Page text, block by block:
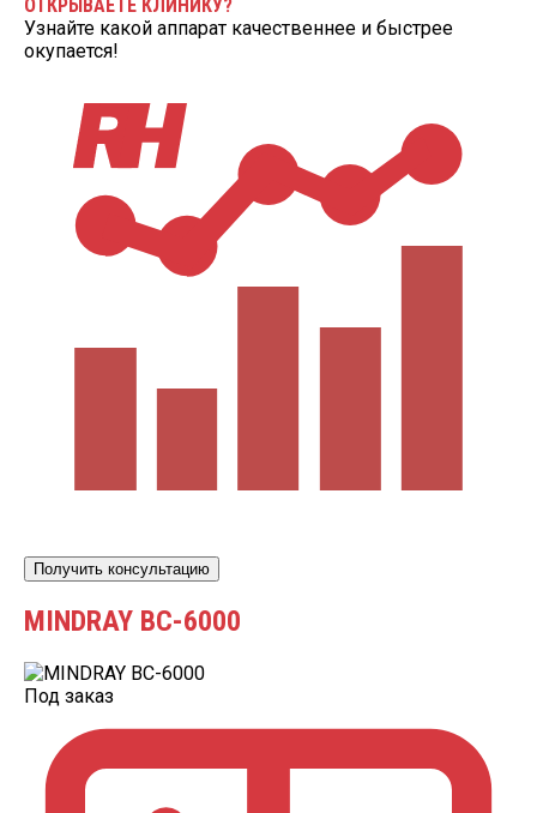
ОТКРЫВАЕТЕ КЛИНИКУ?
Узнайте какой аппарат качественнее и быстрее
окупается!
Получить консультацию
MINDRAY BC-6000
Под заказ